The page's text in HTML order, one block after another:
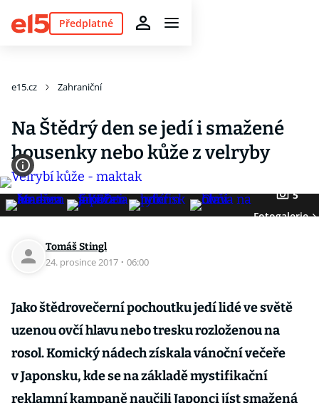
Předplatné
e15.cz Zahraniční
Na Štědrý den se jedí i smažené
housenky nebo kůže z velryby
5
Fotogalerie
Tomáš Stingl
24. prosince 2017 · 06:00
Jako štědrovečerní pochoutku jedí lidé ve světě
uzenou ovčí hlavu nebo tresku rozloženou na
rosol. Komický nádech získala vánoční večeře
v Japonsku, kde se na základě mystifikační
reklamní kampaně naučili Japonci jíst smažená